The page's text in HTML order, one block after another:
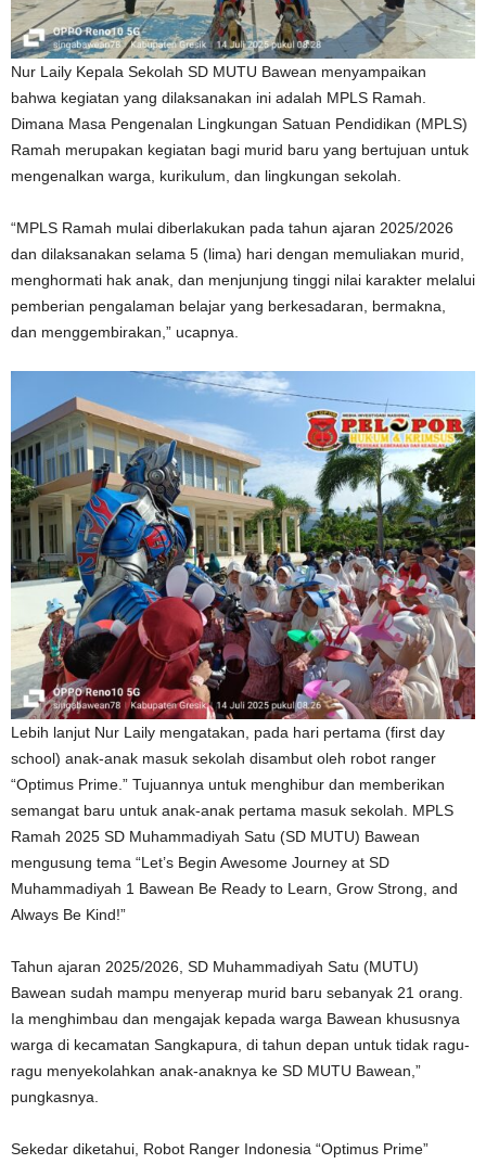
Nur Laily Kepala Sekolah SD MUTU Bawean menyampaikan
bahwa kegiatan yang dilaksanakan ini adalah MPLS Ramah.
Dimana Masa Pengenalan Lingkungan Satuan Pendidikan (MPLS)
Ramah merupakan kegiatan bagi murid baru yang bertujuan untuk
mengenalkan warga, kurikulum, dan lingkungan sekolah.
“MPLS Ramah mulai diberlakukan pada tahun ajaran 2025/2026
dan dilaksanakan selama 5 (lima) hari dengan memuliakan murid,
menghormati hak anak, dan menjunjung tinggi nilai karakter melalui
pemberian pengalaman belajar yang berkesadaran, bermakna,
dan menggembirakan,” ucapnya.
Lebih lanjut Nur Laily mengatakan, pada hari pertama (first day
school) anak-anak masuk sekolah disambut oleh robot ranger
“Optimus Prime.” Tujuannya untuk menghibur dan memberikan
semangat baru untuk anak-anak pertama masuk sekolah. MPLS
Ramah 2025 SD Muhammadiyah Satu (SD MUTU) Bawean
mengusung tema “Let’s Begin Awesome Journey at SD
Muhammadiyah 1 Bawean Be Ready to Learn, Grow Strong, and
Always Be Kind!”
Tahun ajaran 2025/2026, SD Muhammadiyah Satu (MUTU)
Bawean sudah mampu menyerap murid baru sebanyak 21 orang.
Ia menghimbau dan mengajak kepada warga Bawean khususnya
warga di kecamatan Sangkapura, di tahun depan untuk tidak ragu-
ragu menyekolahkan anak-anaknya ke SD MUTU Bawean,”
pungkasnya.
Sekedar diketahui, Robot Ranger Indonesia “Optimus Prime”